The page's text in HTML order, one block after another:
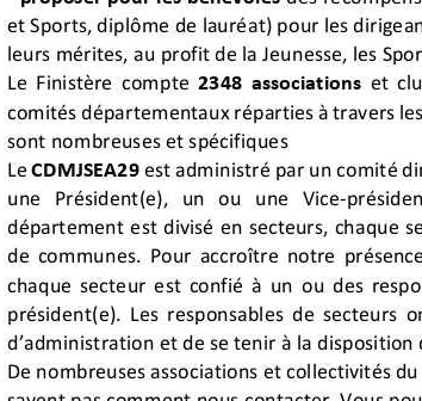
et Sports, diplôme de lauréat) pour les
leurs mérites, au profit de la Jeunesse, les
Le Finistère compte 2348 associations et
comités départementaux réparties à travers les
sont nombreuses et spécifiques
Le CDMJSEA29 est administré par un comité
une
Président(e), un ou une Vice-
département est divisé en secteurs, chaque
de communes. Pour accroître notre
chaque secteur est confié à un ou des
président(e). Les responsables de secteurs
d’administration et de se tenir à la
De nombreuses associations et collectivités